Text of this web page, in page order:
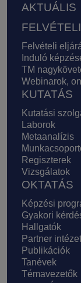
AKTUÁLIS
FELVÉTELI
Felvételi
Induló
TM
Webinarok,
KUTATÁS
Kutatási
Laborok
Metaanalízis
Regiszterek
Vizsgálatok
OKTATÁS
Képzési
Gyakori
Hallgatók
Partner
Publikációk
Tanévek
Témavezetők